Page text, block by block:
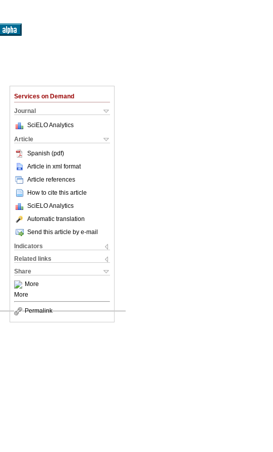
Services on Demand
Journal
SciELO Analytics
Article
Spanish (pdf)
Article in xml format
Article references
How to cite this article
SciELO Analytics
Automatic translation
Send this article by e-mail
Indicators
Related links
Share
More
More
Permalink